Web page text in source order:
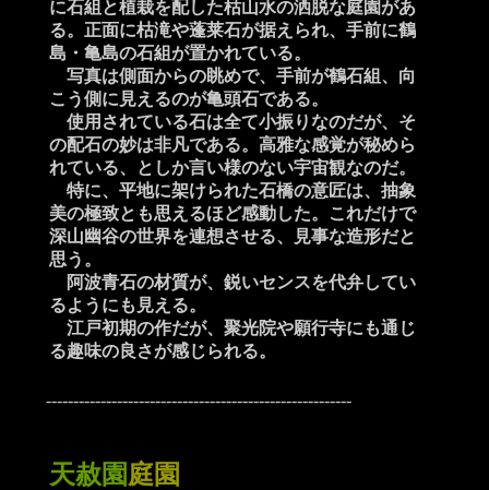
に石組と植栽を配した枯山水の洒脱な庭園があ
る。正面に枯滝や蓬莱石が据えられ、手前に鶴
島・亀島の石組が置かれている。
写真は側面からの眺めで、手前が鶴石組、向
こう側に見えるのが亀頭石である。
使用されている石は全て小振りなのだが、そ
の配石の妙は非凡である。高雅な感覚が秘めら
れている、としか言い様のない宇宙観なのだ。
特に、平地に架けられた石橋の意匠は、抽象
美の極致とも思えるほど感動した。これだけで
深山幽谷の世界を連想させる、見事な造形だと
思う。
阿波青石の材質が、鋭いセンスを代弁してい
るようにも見える。
江戸初期の作だが、 聚光院や願行寺にも通じ
る趣味の良さが感じられる。
--------------------------------------------------------
天赦園庭園